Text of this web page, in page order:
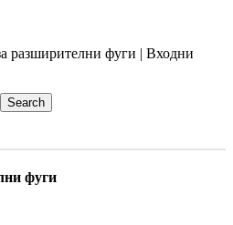
разширителни фуги | Входни
фуги